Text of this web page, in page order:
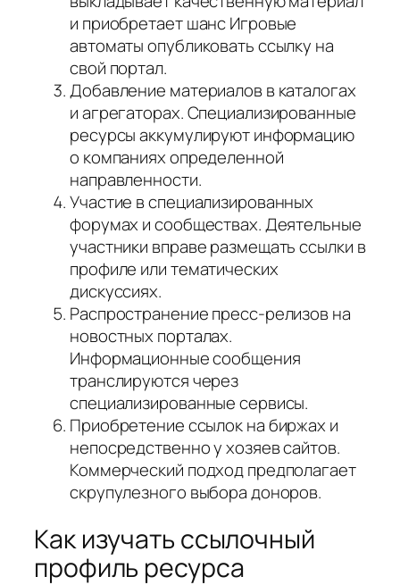
и приобретает шанс Игровые
автоматы опубликовать ссылку на
свой портал.
Добавление материалов в каталогах
и агрегаторах. Специализированные
ресурсы аккумулируют информацию
о компаниях определенной
направленности.
Участие в специализированных
форумах и сообществах. Деятельные
участники вправе размещать ссылки в
профиле или тематических
дискуссиях.
Распространение пресс-релизов на
новостных порталах.
Информационные сообщения
транслируются через
специализированные сервисы.
Приобретение ссылок на биржах и
непосредственно у хозяев сайтов.
Коммерческий подход предполагает
скрупулезного выбора доноров.
Как изучать ссылочный
профиль ресурса